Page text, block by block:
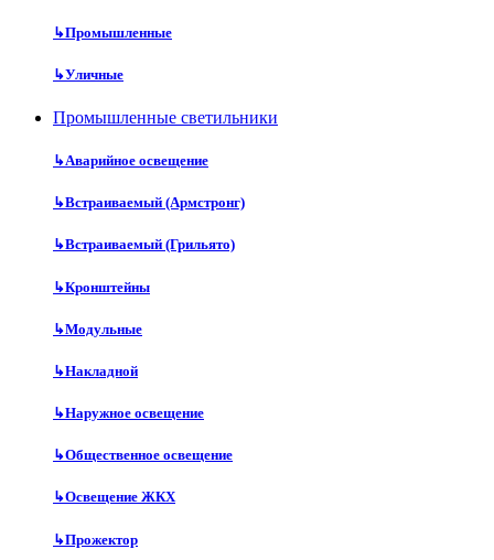
↳Промышленные
↳Уличные
Промышленные светильники
↳Аварийное освещение
↳Встраиваемый (Армстронг)
↳Встраиваемый (Грильято)
↳Кронштейны
↳Модульные
↳Накладной
↳Наружное освещение
↳Общественное освещение
↳Освещение ЖКХ
↳Прожектор